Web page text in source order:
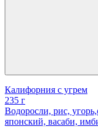
Калифорния с угрем
235 г
Водоросли, рис,
японский, васаби,